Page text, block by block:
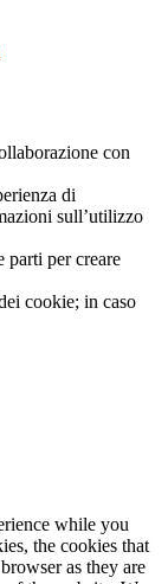
con
di
sull’utilizzo
parti per creare
cookie; in caso
while you
the cookies that
as they are